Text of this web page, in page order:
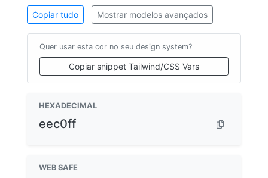
Copiar tudo Mostrar modelos avançados
Quer usar esta cor no seu design system?
Copiar snippet Tailwind/CSS Vars
HEXADECIMAL
eec0ff
WEB SAFE